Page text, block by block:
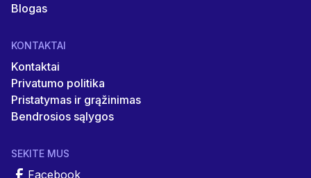
Blogas
KONTAKTAI
Kontaktai
Privatumo politika
Pristatymas ir grąžinimas
Bendrosios sąlygos
SEKITE MUS
Facebook